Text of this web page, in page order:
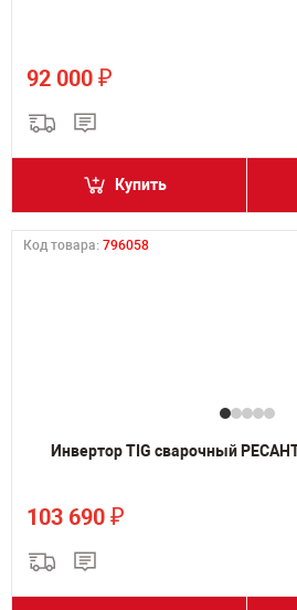
92 000 ₽
Купить
Код товара: 796058
Инвертор TIG сварочный
103 690 ₽